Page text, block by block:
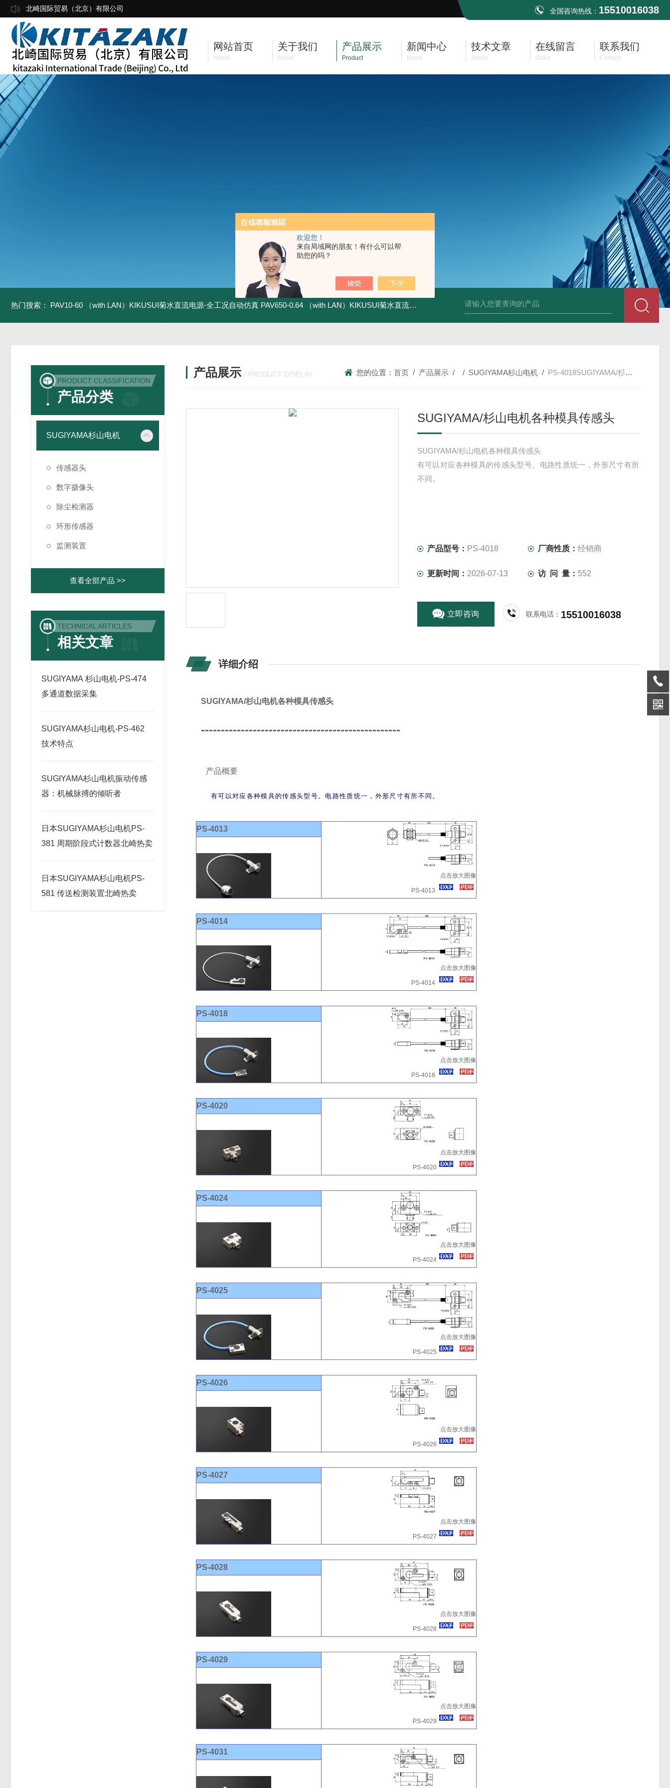
欢迎您！
来自局域网的朋友！有什么可以帮
助您的吗？
北崎国际贸易（北京）有限公司 全国咨询热线： 15510016038
网站首页
Home
关于我们
About
产品展示
Product
新闻中心
News
技术文章
Article
在线留言
Order
联系我们
Contact
热门搜索： PAV10-60 （with LAN）KIKUSUI菊水直流电源-全工况自动仿真 PAV650-0.64 （with LAN）KIKUSUI菊水直流电源-四象限节能测试 PAV320-1.3 （with LAN）KIKUSUI菊水直流电源-故障快
PRODUCT CLASSIFICATION
产品分类
SUGIYAMA杉山电机
传感器头
数字摄像头
除尘检测器
环形传感器
监测装置
查看全部产品 >>
TECHNICAL ARTICLES
相关文章
SUGIYAMA 杉山电机-PS-474
多通道数据采集
SUGIYAMA杉山电机-PS-462
技术特点
SUGIYAMA杉山电机振动传感
器：机械脉搏的倾听者
日本SUGIYAMA杉山电机PS-
381 周期阶段式计数器北崎热卖
日本SUGIYAMA杉山电机PS-
581 传送检测装置北崎热卖
产品展示 / PRODUCT DISPLAY 您的位置：首页 / 产品展示 / / SUGIYAMA杉山电机 / PS-4018SUGIYAMA/杉山电机各种模具传感头
SUGIYAMA/杉山电机各种模具传感头
SUGIYAMA/杉山电机各种模具传感头
有可以对应各种模具的传感头型号。电路性质统一，外形尺寸有所
不同。
产品型号： PS-4018 厂商性质：经销商
更新时间： 2026-07-13 访 问 量： 552
立即咨询 联系电话： 15510016038
详细介绍
SUGIYAMA/杉山电机各种模具传感头
--------------------------------------------------
产品概要
有可以对应各种模具的传感头型号。电路性质统一，外形尺寸有所不同。
PS-4013
点击放大图像
PS-4013
PS-4014
点击放大图像
PS-4014
PS-4018
点击放大图像
PS-4018
PS-4020
点击放大图像
PS-4020
PS-4024
点击放大图像
PS-4024
PS-4025
点击放大图像
PS-4025
PS-4026
点击放大图像
PS-4026
PS-4027
点击放大图像
PS-4027
PS-4028
点击放大图像
PS-4028
PS-4029
点击放大图像
PS-4029
PS-4031